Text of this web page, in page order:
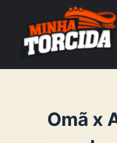
Omã x